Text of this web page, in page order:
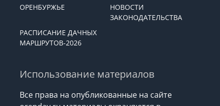
ОРЕНБУРЖЬЕ
НОВОСТИ
ЗАКОНОДАТЕЛЬСТВА
РАСПИСАНИЕ ДАЧНЫХ
МАРШРУТОВ-2026
Использование материалов
Все права на опубликованные на сайте